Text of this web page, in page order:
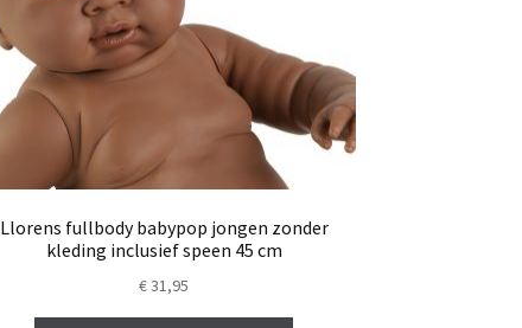
Llorens fullbody babypop jongen zonder
kleding inclusief speen 45 cm
€31,95